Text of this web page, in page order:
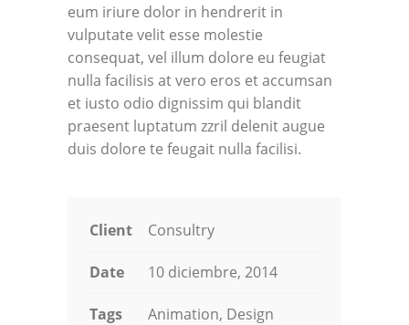
eum iriure dolor in hendrerit in
vulputate velit esse molestie
consequat, vel illum dolore eu feugiat
nulla facilisis at vero eros et accumsan
et iusto odio dignissim qui blandit
praesent luptatum zzril delenit augue
duis dolore te feugait nulla facilisi.
Client Consultry
Date 10 diciembre, 2014
Tags Animation, Design